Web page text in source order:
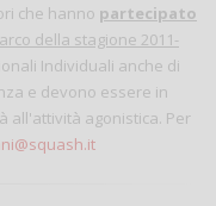
che hanno partecipato
della stagione 2011-
Individuali anche di
e devono essere in
all'attività agonistica. Per